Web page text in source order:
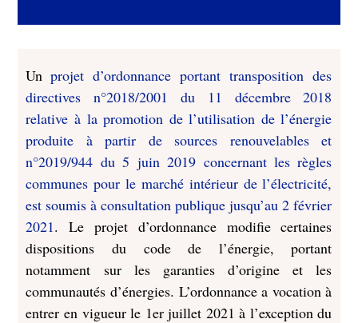
Unprojet d’ordonnance portant transposition des
directives n°2018/2001 du 11 décembre 2018
relative à la promotion de l’utilisation de l’énergie
produite à partir de sources renouvelables et
n°2019/944 du 5 juin 2019 concernant les règles
communes pour le marché intérieur de l’électricité,
est soumis à consultation publique jusqu’au 2 février
2021. Le projet d’ordonnance modifie certaines
dispositions du code de l’énergie, portant
notamment sur les garanties d’origine et les
communautés d’énergies. L’ordonnance a vocation à
entrer en vigueur le 1er juillet 2021 à l’exception du